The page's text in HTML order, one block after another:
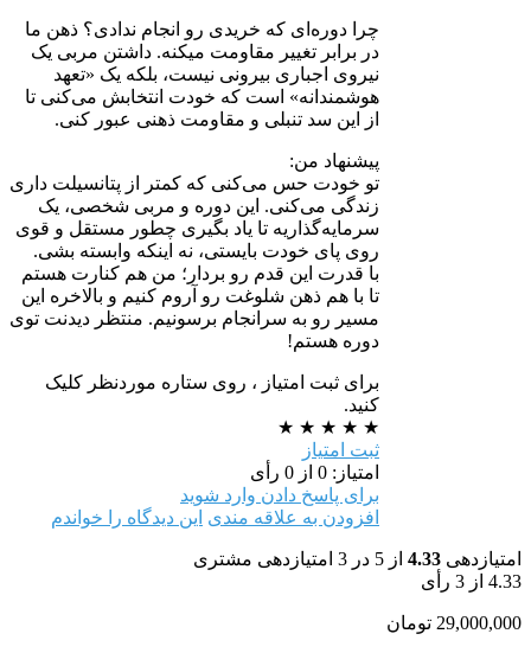
چرا دوره‌ای که خریدی رو انجام ندادی؟ ذهن ما
در برابر تغییر مقاومت میکنه. داشتن مربی یک
نیروی اجباری بیرونی نیست، بلکه یک «تعهد
هوشمندانه» است که خودت انتخابش می‌کنی تا
از این سد تنبلی و مقاومت ذهنی عبور کنی.
پیشنهاد من:
تو خودت حس می‌کنی که کمتر از پتانسیلت داری
زندگی می‌کنی. این دوره و مربی شخصی، یک
سرمایه‌گذاریه تا یاد بگیری چطور مستقل و قوی
روی پای خودت بایستی، نه اینکه وابسته بشی.
با قدرت این قدم رو بردار؛ من هم کنارت هستم
تا با هم ذهن شلوغت رو آروم کنیم و بالاخره این
مسیر رو به سرانجام برسونیم. منتظر دیدنت توی
دوره هستم!
برای ثبت امتیاز ، روی ستاره موردنظر کلیک
کنید.
★
★
★
★
★
ثبت امتیاز
امتیاز: 0 از 0 رأی
برای پاسخ دادن وارد شوید
افزودن به علاقه مندی این دیدگاه را خواندم
امتیازدهی 4.33 از 5 در 3 امتیازدهی مشتری
4.33 از 3 رأی
29,000,000 تومان